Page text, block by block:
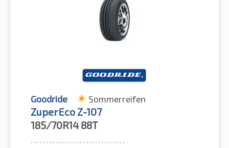
Goodride Sommerreifen
ZuperEco Z-107
185/70R14 88T